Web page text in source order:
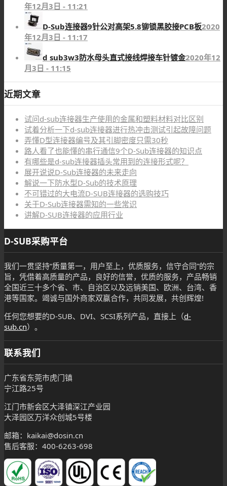
年12月3日 - 11:21
D-Sub连接器9针公对高架5.8铆锁黑胶接PCB板2020
年12月3日 - 11:17
d sub3w3防水母头直式接线焊接车针镀金2020年12
月3日 - 11:15
近期文章
试问d-sub连接器生产使用的金属和塑料材料对比区别
试着分析一下d-sub连接器进行热冲击测试引起故障问题
弄懂D型连接器编号及其引脚密度只需30秒
路人看了也能懂的串行通信9个D-Sub连接器的知识点
有哪些是d-sub连接器插头常用到的连接形式呢？
展开说说D-Sub连接器的未来走向
解说一下防水型D-Sub的技术原理
不可错过的大电流D-SUB连接器的选购技巧
关于D-Sub连接器需知的一些常识
讲解D-SUB连接器的应用行业
D-SUB采购平台
我们一贯坚持“质量第一，用户至上，优质服务，信守合同”的宗
旨，凭借着高质量的产品，良好的信誉，优质的服务，产品畅销
全国近三十多个省、市、自治区以及远销美国、欧洲、台湾、香
港等国家。竭诚与国外商家双赢合作，共同发展，共创辉煌!
任何您想要的D-SUB、DVI、SCSI系列产品，直接上（d-
sub.cn）。
联系我们
广东省东莞市虎门镇
宁江路25号
江门市新会区大泽镇深江产业园
大泽园区万洋众创城5号楼
邮箱：kaikai@dosin.cn
售后客服：400-6263-698